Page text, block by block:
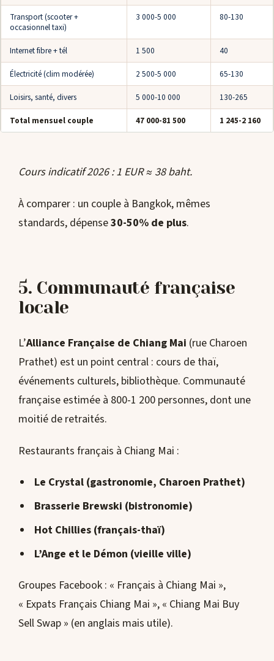
Transport (scooter +
occasionnel taxi)
3 000-5 000 80-130
Internet fibre + tél 1 500
40
Électricité (clim modérée)
2 500-5 000
65-130
Loisirs, santé, divers
5 000-10 000
130-265
Total mensuel couple
47 000-81 500 1 245-2 160
Cours indicatif 2026 : 1 EUR ≈ 38 baht.
À comparer : un couple à Bangkok, mêmes
standards, dépense30-50% de plus.
5. Communauté française
locale
L’Alliance Française de Chiang Mai (rue Charoen
Prathet) est un point central : cours de thaï,
événements culturels, bibliothèque. Communauté
française estimée à 800-1 200 personnes, dont une
moitié de retraités.
Restaurants français à Chiang Mai :
Le Crystal(gastronomie, Charoen Prathet)
Brasserie Brewski (bistronomie)
Hot Chillies(français-thaï)
L’Ange et le Démon (vieille ville)
Groupes Facebook : « Français à Chiang Mai »,
« Expats Français Chiang Mai », « Chiang Mai Buy
Sell Swap » (en anglais mais utile).